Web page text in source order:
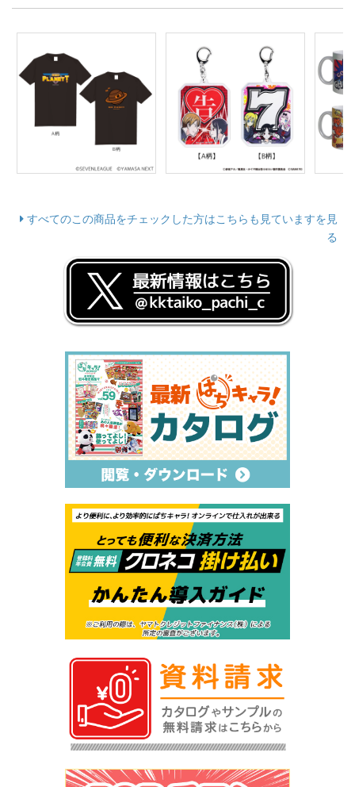
すべてのこの商品をチェックした方はこちらも見ていますを見
る